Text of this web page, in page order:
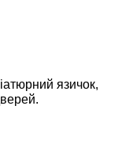
язичок,